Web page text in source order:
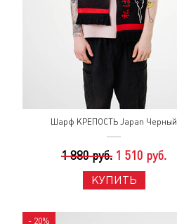
Шарф КРЕПОСТЬ Japan Черный
1 880 руб. 1 510 руб.
КУПИТЬ
- 20%